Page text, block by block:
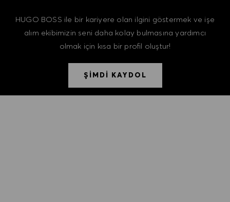
HUGO BOSS ile bir kariyere olan ilgini göstermek ve işe
alım ekibimizin seni daha kolay bulmasına yardımcı
olmak için kısa bir profil oluştur!
ŞİMDİ KAYDOL